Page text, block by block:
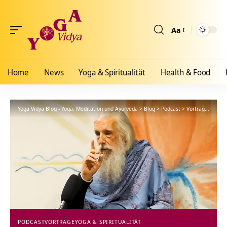
Aa
Home News Yoga & Spiritualität Health & Food
Yoga Vidya Blog - Yoga, Meditation und Ayurveda>Blog>Podcast>Vorträge >
PODCASTVORTRÄGEYOGA & SPIRITUALITÄT